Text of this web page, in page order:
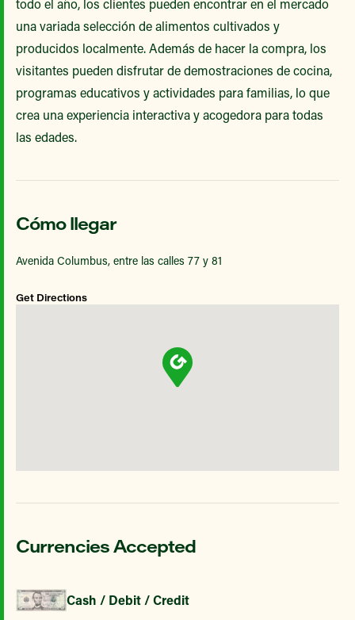
todo el año, los clientes pueden encontrar en el mercado
una variada selección de alimentos cultivados y
producidos localmente. Además de hacer la compra, los
visitantes pueden disfrutar de demostraciones de cocina,
programas educativos y actividades para familias, lo que
crea una experiencia interactiva y acogedora para todas
las edades.
Cómo llegar
Avenida Columbus, entre las calles 77 y 81
Get Directions
Currencies Accepted
Cash / Debit / Credit